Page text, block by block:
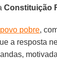
Constituição
povo pobre,
a resposta